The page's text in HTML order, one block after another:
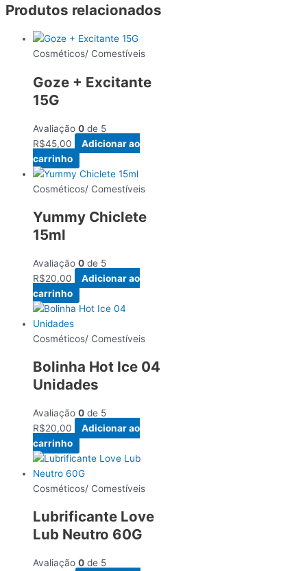
Produtos relacionados
Cosméticos/ Comestíveis
Goze + Excitante
15G
Avaliação 0 de 5
R$45,00
Adicionar ao
carrinho
Cosméticos/ Comestíveis
Yummy Chiclete
15ml
Avaliação 0 de 5
R$20,00
Adicionar ao
carrinho
Cosméticos/ Comestíveis
Bolinha Hot Ice 04
Unidades
Avaliação 0 de 5
R$20,00
Adicionar ao
carrinho
Cosméticos/ Comestíveis
Lubrificante Love
Lub Neutro 60G
Avaliação 0 de 5